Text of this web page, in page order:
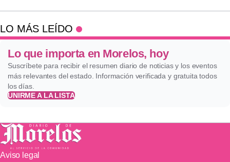
LO MÁS LEÍDO
Lo que importa en Morelos, hoy
Suscríbete para recibir el resumen diario de noticias y los eventos
más relevantes del estado. Información verificada y gratuita todos
los días.
UNIRME A LA LISTA
Aviso legal